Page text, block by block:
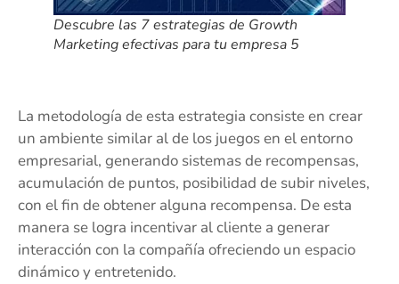
Descubre las 7 estrategias de Growth
Marketing efectivas para tu empresa 5
La metodología de esta estrategia consiste en crear
un ambiente similar al de los juegos en el entorno
empresarial, generando sistemas de recompensas,
acumulación de puntos, posibilidad de subir niveles,
con el fin de obtener alguna recompensa. De esta
manera se logra incentivar al cliente a generar
interacción con la compañía ofreciendo un espacio
dinámico y entretenido.